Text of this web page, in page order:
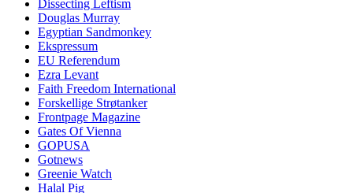
Dissecting Leftism
Douglas Murray
Egyptian Sandmonkey
Ekspressum
EU Referendum
Ezra Levant
Faith Freedom International
Forskellige Strøtanker
Frontpage Magazine
Gates Of Vienna
GOPUSA
Gotnews
Greenie Watch
Halal Pig